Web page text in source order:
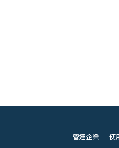
營運企業 使